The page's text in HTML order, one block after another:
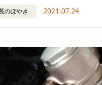
のぼやき 2021.07.24